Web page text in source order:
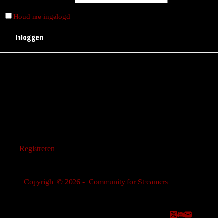
Houd me ingelogd
Inloggen
Registreren
Copyright © 2026 - Community for Streamers